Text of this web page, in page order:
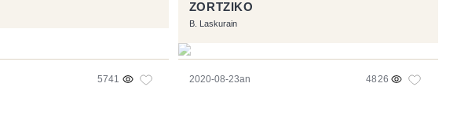
5741
ZORTZIKO
B. Laskurain
2020-08-23an 4826